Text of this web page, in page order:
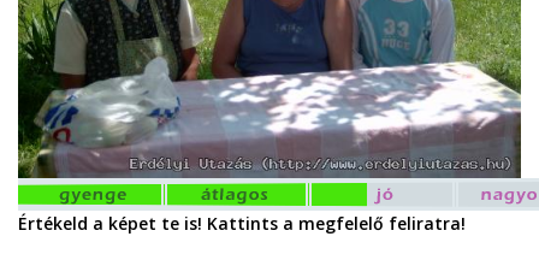
Értékeld a képet te is! Kattints a megfelelő feliratra!